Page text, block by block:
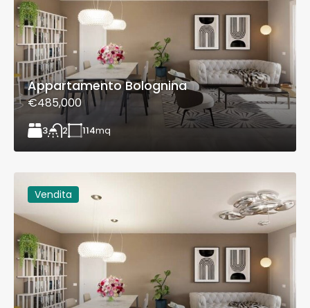
Appartamento Bolognina
€485,000
3 2 114mq
Vendita